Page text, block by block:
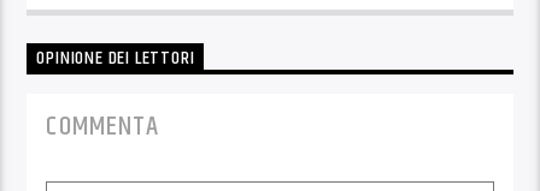
OPINIONE DEI LETTORI
COMMENTA